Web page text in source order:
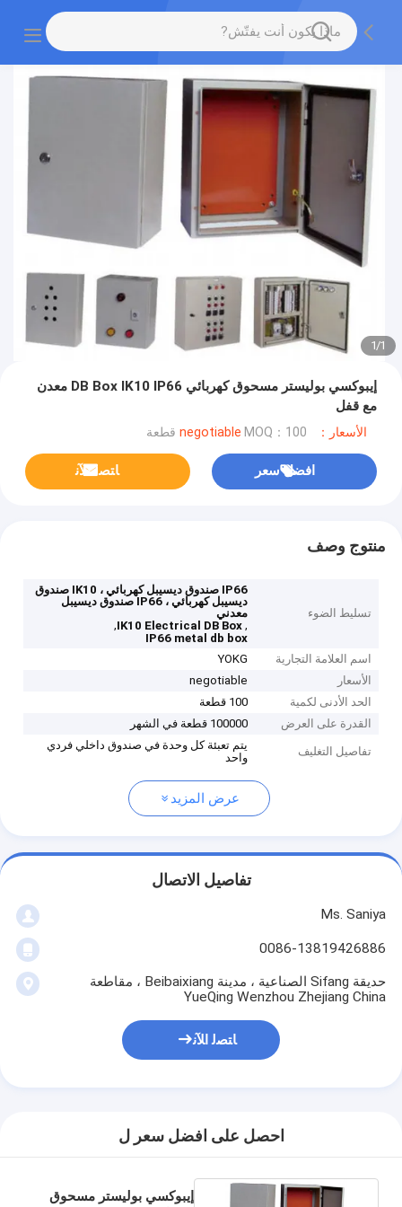
1
/
1
إيبوكسي بوليستر مسحوق كهربائي DB Box IK10 IP66 معدن
مع قفل
الأسعار：negotiable MOQ：100 قطعة
افضل سعر ﺎﺘﺼﻟ ﺍﻶﻧ
منتوج وصف
تسليط الضوء
IP66 صندوق ديسيبل كهربائي ، IK10 صندوق
ديسيبل كهربائي ، IP66 صندوق ديسيبل
معدني
,
IK10 Electrical DB Box
,
IP66 metal db box
اسم العلامة التجارية
YOKG
الأسعار
negotiable
الحد الأدنى لكمية
100 قطعة
القدرة على العرض
100000 قطعة في الشهر
تفاصيل التغليف
يتم تعبئة كل وحدة في صندوق داخلي فردي
واحد
عرض المزيد
تفاصيل الاتصال
Ms. Saniya
0086-13819426886
حديقة Sifang الصناعية ، مدينة Beibaixiang ، مقاطعة
YueQing Wenzhou Zhejiang China
ﺎﺘﺼﻟ ﺍﻶﻧ
احصل على افضل سعر ل
إيبوكسي بوليستر مسحوق